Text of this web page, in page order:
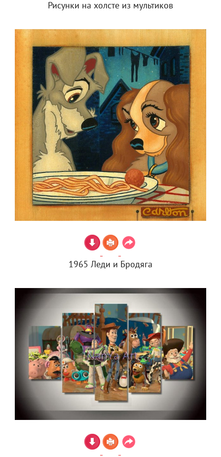
Рисунки на холсте из мультиков
1965 Леди и Бродяга